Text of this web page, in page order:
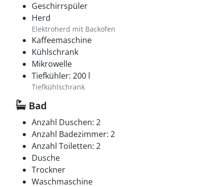
Geschirrspüler
Herd
Elektroherd mit Backofen
Kaffeemaschine
Kühlschrank
Mikrowelle
Tiefkühler: 200 l
Tiefkühlschrank
Bad
Anzahl Duschen: 2
Anzahl Badezimmer: 2
Anzahl Toiletten: 2
Dusche
Trockner
Waschmaschine